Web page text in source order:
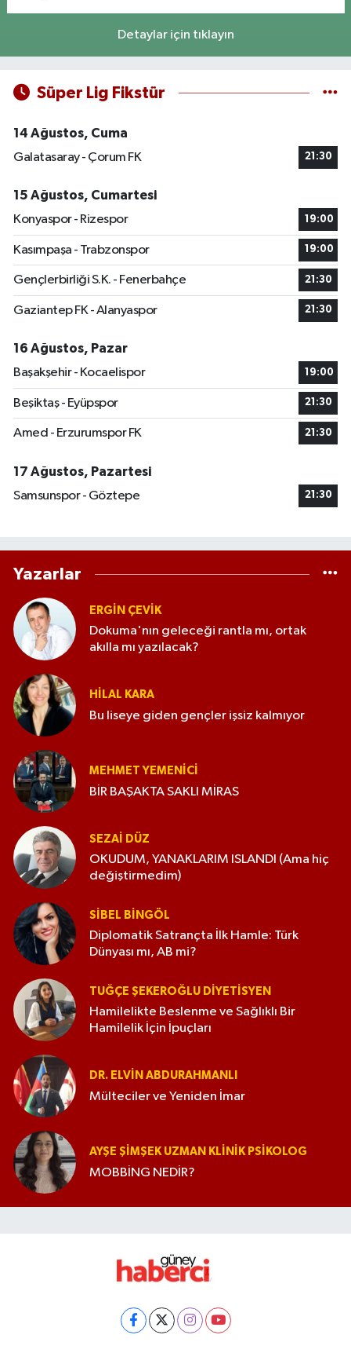
Detaylar için tıklayın
Süper Lig Fikstür
14 Ağustos, Cuma
Galatasaray - Çorum FK
21:30
15 Ağustos, Cumartesi
Konyaspor - Rizespor
19:00
Kasımpaşa - Trabzonspor 19:00
Gençlerbirliği S.K. - Fenerbahçe 21:30
Gaziantep FK - Alanyaspor 21:30
16 Ağustos, Pazar
Başakşehir - Kocaelispor
19:00
Beşiktaş - Eyüpspor 21:30
Amed - Erzurumspor FK 21:30
17 Ağustos, Pazartesi
Samsunspor - Göztepe
21:30
Yazarlar
ERGIN ÇEVİK
Dokuma'nın geleceği rantla mı, ortak
akılla mı yazılacak?
HILAL KARA
Bu liseye giden gençler işsiz kalmıyor
MEHMET YEMENICI
BİR BAŞAKTA SAKLI MİRAS
SEZAI DÜZ
OKUDUM, YANAKLARIM ISLANDI (Ama hiç
değiştirmedim)
SIBEL BINGÖL
Diplomatik Satrançta İlk Hamle: Türk
Dünyası mı, AB mi?
TUĞÇE ŞEKEROĞLU DIYETISYEN
Hamilelikte Beslenme ve Sağlıklı Bir
Hamilelik İçin İpuçları
DR. ELVIN ABDURAHMANLI
Mülteciler ve Yeniden İmar
AYŞE ŞIMŞEK UZMAN KLINIK PSIKOLOG
MOBBİNG NEDİR?